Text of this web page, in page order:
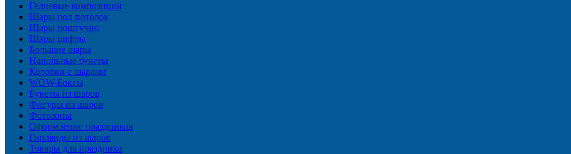
Гелиевые композиции
Шары под потолок
Шары поштучно
Шары цифры
Большие шары
Напольные букеты
Коробки с шарами
WOW-Боксы
Букеты из шаров
Фигуры из шаров
Фотозоны
Оформление праздников
Гирлянды из шаров
Товары для праздника